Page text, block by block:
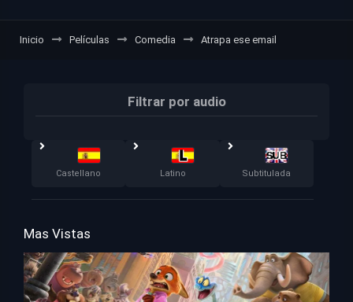
Inicio Películas Comedia Atrapa ese email
Filtrar por audio
Castellano Latino Subtitulada
Mas Vistas